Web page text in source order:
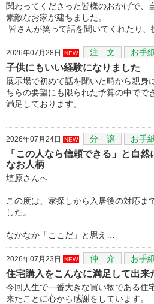
関わってくださった皆様のおかげで、
素敵なお家が建ちました。
皆さんが笑って話を聞いてくれたり、
2026年07月28日 NEW 注 文 お手
子供にもいい経験になりました
展示場で初めて話を聞いた時から親身
ちらの要望にも限られた予算の中でで
満足しております。
2026年07月24日 NEW 分 譲 お手
「この人なら信頼できる」と自
なお人柄
埴原さんへ
この度は、家探しから入居後の対応ま
した。
なかなか「ここだ」と思え…
2026年07月23日 NEW 仲 介 お手
住宅購入をこんなに満足して出来
今回人生で一番大きな買い物である住
来たことに心から感謝をしています。